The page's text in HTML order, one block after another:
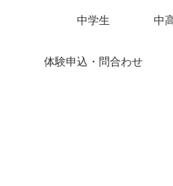
中学生
体験申込・問合わせ